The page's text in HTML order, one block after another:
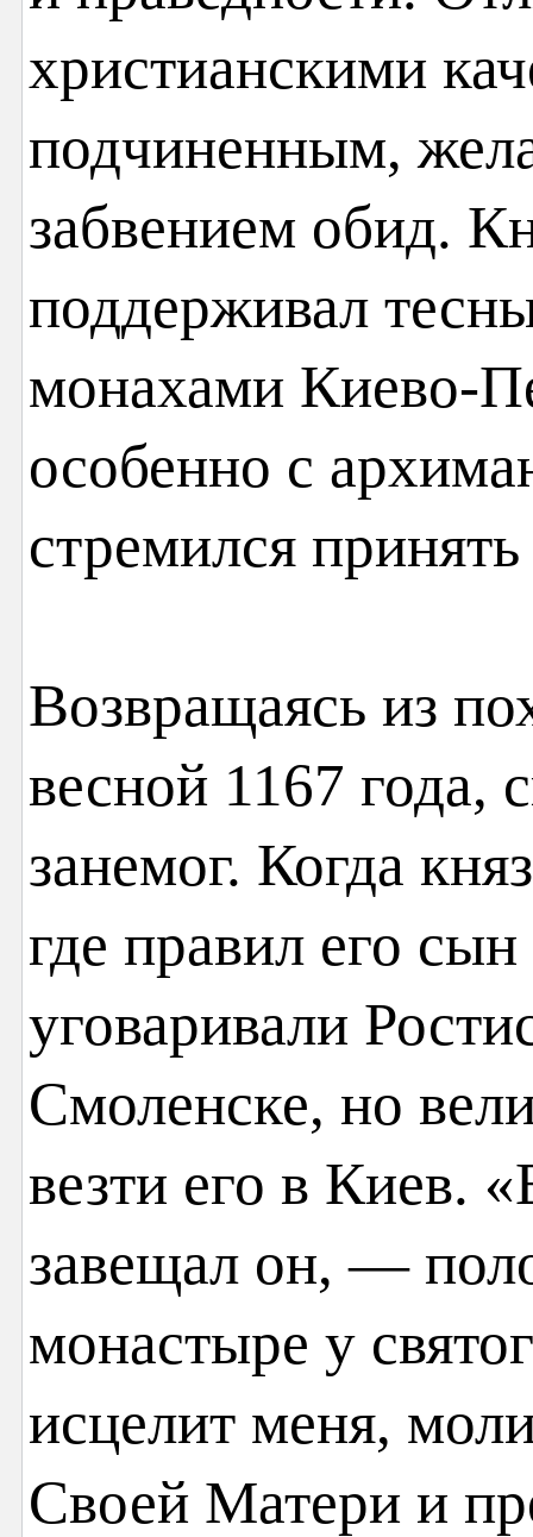
христианскими
подчиненным,
забвением обид.
поддерживал
монахами Киево-
особенно с
стремился
Возвращаясь из
весной 1167 года,
занемог. Когда
где правил его
уговаривали
Смоленске, но
везти его в Киев.
завещал он, —
монастыре у
исцелит меня,
Своей Матери и